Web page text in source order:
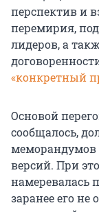
перспектив и
перемирия,
лидеров, а
«конкретный
Основой
сообщалось,
меморандумов
версий. При
намеревалась
заранее его не